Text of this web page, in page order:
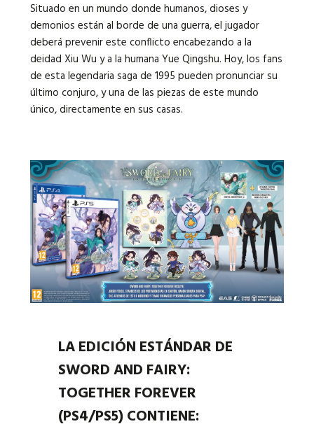
Situado en un mundo donde humanos, dioses y
demonios están al borde de una guerra, el jugador
deberá prevenir este conflicto encabezando a la
deidad Xiu Wu y a la humana Yue Qingshu. Hoy, los fans
de esta legendaria saga de 1995 pueden pronunciar su
último conjuro, y una de las piezas de este mundo
único, directamente en sus casas.
LA EDICIÓN ESTÁNDAR DE
SWORD AND FAIRY:
TOGETHER FOREVER
(PS4/PS5) CONTIENE: